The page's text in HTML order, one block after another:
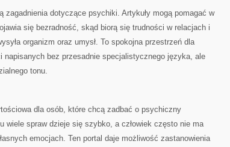
zagadnienia dotyczące psychiki. Artykuły mogą pomagać w
się bezradność, skąd biorą się trudności w relacjach i
organizm oraz umysł. To spokojna przestrzeń dla
bez przesadnie specjalistycznego języka, ale
tonu.
dla osób, które chcą zadbać o psychiczny
wiele spraw dzieje się szybko, a człowiek często nie ma
emocjach. Ten portal daje możliwość zastanowienia